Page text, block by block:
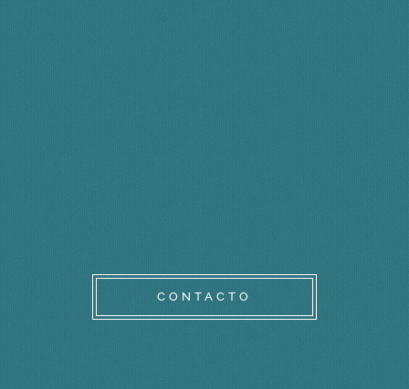
CONTACTO